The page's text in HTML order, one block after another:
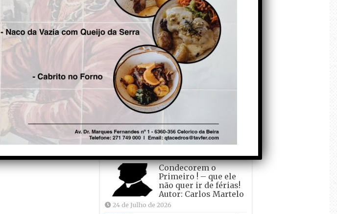
A marca Sporting em
todo o mundo está a
crescer atrás de
Ronaldo. Autor: Paulo
Freitas do Amaral
5 de Agosto de 2026
Falso crescimento…
Autor: Nuno Pereira
1 de Agosto de 2026
Tadei Pogacar vence o
“Tour” – A “Volta a
França em Bicicleta”
pela quinta vez! Autor:
João Dinis
Condecorem o
Primeiro ! – que ele
não quer ir de férias!
Autor: Carlos Martelo
24 de Julho de 2026